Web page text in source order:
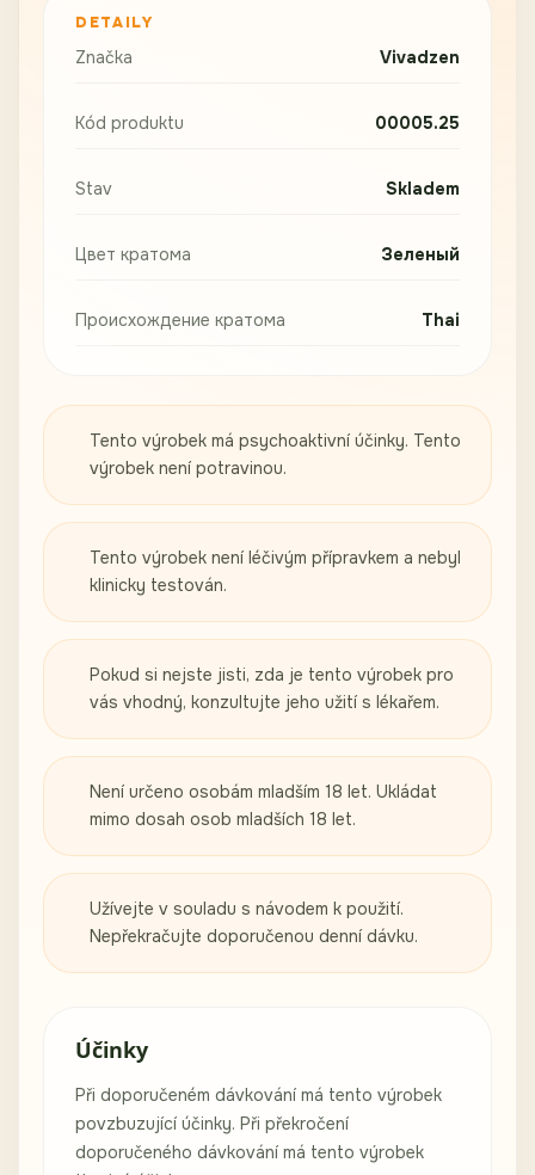
Tento výrobek má psychoaktivní účinky. Tento
výrobek není potravinou.
Tento výrobek není léčivým přípravkem a nebyl
klinicky testován.
Pokud si nejste jisti, zda je tento výrobek pro
vás vhodný, konzultujte jeho užití s lékařem.
Není určeno osobám mladším 18 let. Ukládat
mimo dosah osob mladších 18 let.
Užívejte v souladu s návodem k použití.
Nepřekračujte doporučenou denní dávku.
DETAILY
Značka Vivadzen
Kód produktu 00005.25
Stav Skladem
Цвет кратома Зеленый
Происхождение кратома Thai
Účinky
Při doporučeném dávkování má tento výrobek
povzbuzující účinky. Při překročení
doporučeného dávkování má tento výrobek